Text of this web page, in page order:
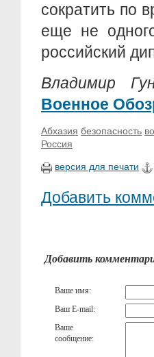
сократить по
еще не
российский
Владимир
Военное
Абхазия безопасность
Россия
версия для печати
Добавить
Добавить
Ваше имя:
Ваш E-mail:
Ваше
сообщение: